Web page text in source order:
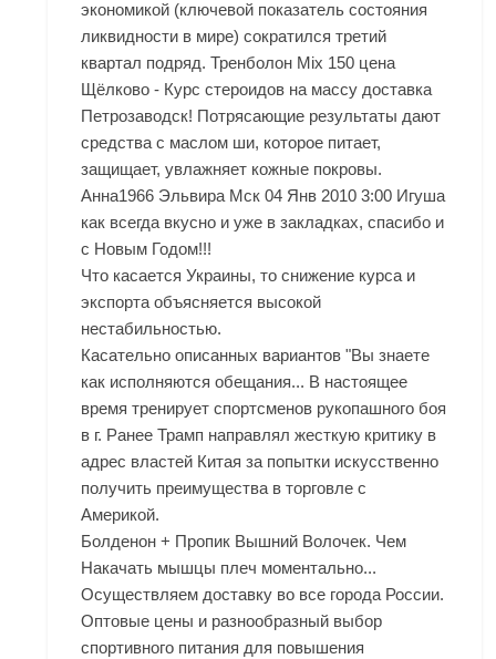
экономикой (ключевой показатель состояния
ликвидности в мире) сократился третий
квартал подряд. Тренболон Mix 150 цена
Щёлково - Курс стероидов на массу доставка
Петрозаводск! Потрясающие результаты дают
средства с маслом ши, которое питает,
защищает, увлажняет кожные покровы.
Анна1966 Эльвира Мск 04 Янв 2010 3:00 Игуша
как всегда вкусно и уже в закладках, спасибо и
с Новым Годом!!!
Что касается Украины, то снижение курса и
экспорта объясняется высокой
нестабильностью.
Касательно описанных вариантов "Вы знаете
как исполняются обещания... В настоящее
время тренирует спортсменов рукопашного боя
в г. Ранее Трамп направлял жесткую критику в
адрес властей Китая за попытки искусственно
получить преимущества в торговле с
Америкой.
Болденон + Пропик Вышний Волочек. Чем
Накачать мышцы плеч моментально...
Осуществляем доставку во все города России.
Оптовые цены и разнообразный выбор
спортивного питания для повышения